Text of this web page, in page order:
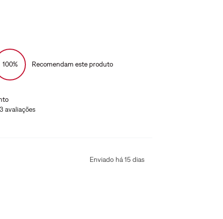
100% Recomendam este produto
avaliações
Enviado há15 dias